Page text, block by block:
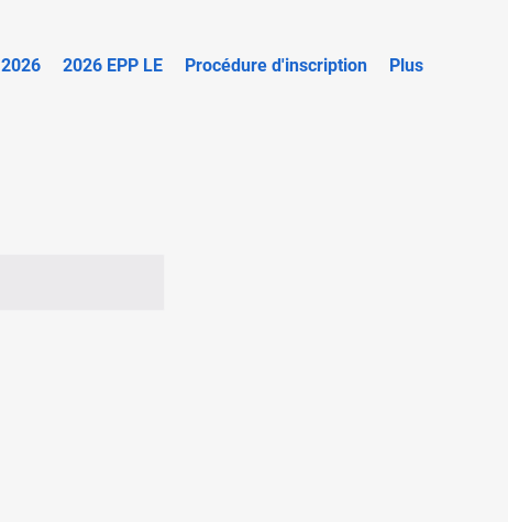
2026 EPP LE Procédure d'inscription Plus